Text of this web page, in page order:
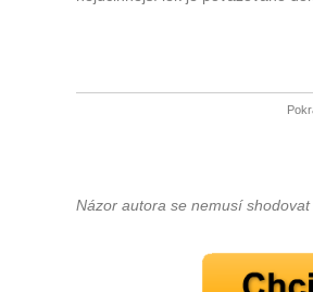
Jak mít více energie
Názor autora se nemusí